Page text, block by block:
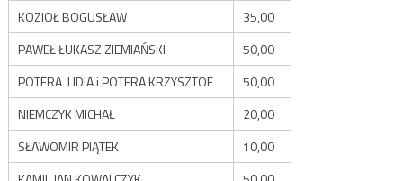
KOZIOŁ BOGUSŁAW
35,00
PAWEŁ ŁUKASZ ZIEMIAŃSKI
50,00
POTERA LIDIA i POTERA KRZYSZTOF
50,00
NIEMCZYK MICHAŁ
20,00
SŁAWOMIR PIĄTEK
10,00